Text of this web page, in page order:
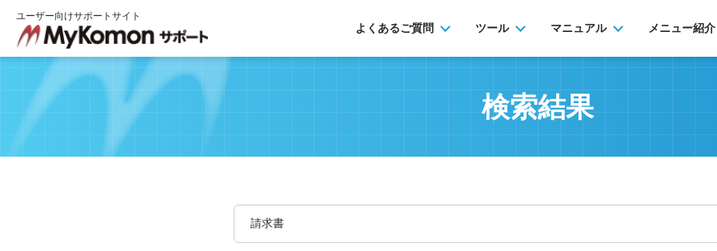
ユーザー向けサポートサイト
よくあるご質問 ツール マニュアル メニュー紹介
検索結果